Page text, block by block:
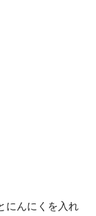
にんにくを入れ